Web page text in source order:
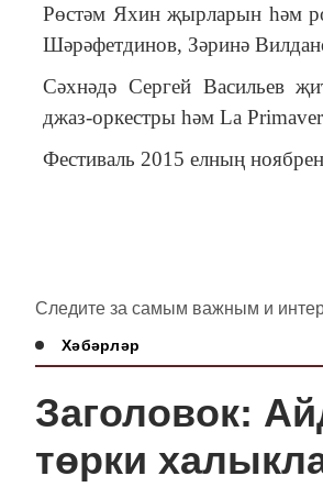
Рөстәм Яхин җырларын һәм
Шәрәфетдинов, Зәринә
Сәхнәдә Сергей Васильев
джаз-оркестры һәм La
Фестиваль 2015 елның
Следите за самым важным и
Хәбәрләр
Заголовок:
төрки